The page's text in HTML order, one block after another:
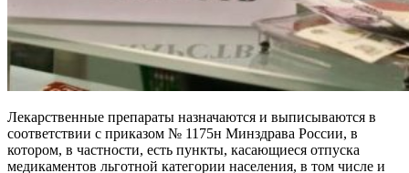
Лекарственные препараты назначаются и выписываются в
соответствии с приказом № 1175н Минздрава России, в
котором, в частности, есть пункты, касающиеся отпуска
медикаментов льготной категории населения, в том числе и